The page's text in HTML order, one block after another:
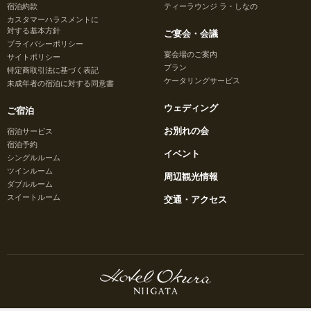
宿泊約款
カスタマーハラスメントに
対する基本方針
プライバシーポリシー
サイトポリシー
特定商取引法に基づく表記
未成年者の宿泊に対する同意書
ご宿泊
宿泊サービス
宿泊予約
シングルルーム
ツインルーム
ダブルルーム
スイートルーム
ティーラウンジ ラ・しなの
ご宴会・会議
宴会場のご案内
プラン
ケータリングサービス
ウェディング
お別れの会
イベント
周辺観光情報
交通・アクセス